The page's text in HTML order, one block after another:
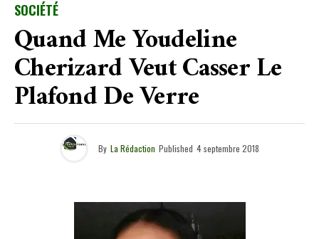
SOCIÉTÉ
Quand Me Youdeline
Cherizard Veut Casser Le
Plafond De Verre
By La Rédaction Published 4 septembre 2018